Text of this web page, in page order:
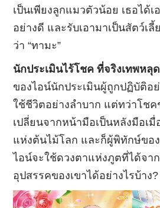
เป็นเพียงลูกแมวตัวน้อย เธอได้เ
อย่างดี และรับเอามาเป็นสัตว์เ
ว่า “ทามะ”
นักประเมินไร้โชค ที่จริงเทพหลุ
ของไอน์นักประเมินผู้ถูกปฏิบัติอ
ใช้ชีวิตอย่างลำบาก แต่ทว่าโชค
เปลี่ยนจากหน้ามือเป็นหลังมือเมื่
แห่งต้นไม้โลก และก็ผู้พิทักษ์ขอ
ไอน์จะใช้ดวงตาแห่งภูตที่ได้จา
อุปสรรคของเขาได้อย่างไรบ้าง?